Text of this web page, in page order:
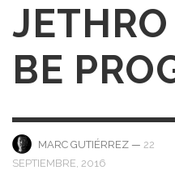
BE
MARC GUTIÉRREZ — 22
SEPTIEMBRE, 2016